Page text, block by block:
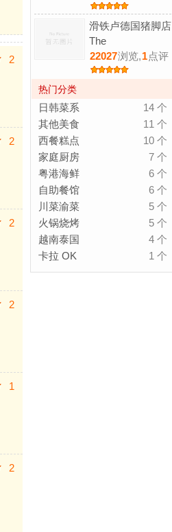
2
2
2
2
1
2
滑铁卢德国猪脚店
The
22027浏览,1点评
热门分类
14 个
日韩菜系
11 个
其他美食
10 个
西餐糕点
7 个
家庭厨房
6 个
粤港海鲜
6 个
自助餐馆
5 个
川菜渝菜
5 个
火锅烧烤
4 个
越南泰国
1 个
卡拉 OK